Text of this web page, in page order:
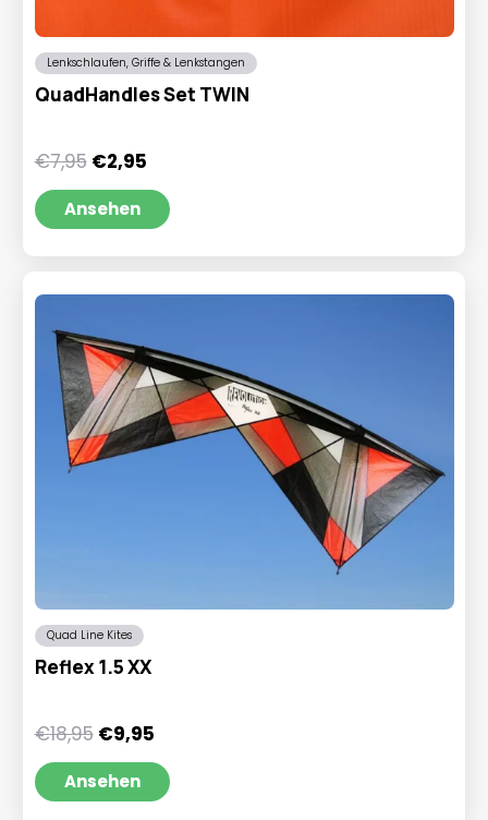
Lenkschlaufen, Griffe & Lenkstangen
QuadHandles Set TWIN
€7,95 Ursprünglicher
Preis
war:
€7,95
€2,95Aktueller
Preis
ist:
€2,95.
Ansehen
Quad Line Kites
Reflex 1.5 XX
€18,95 Ursprünglicher
Preis
war:
€18,95
€9,95Aktueller
Preis
ist:
€9,95.
Ansehen